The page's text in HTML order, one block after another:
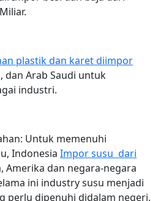
plastik dan karet diimpor
dan Arab Saudi untuk
industri.
Untuk memenuhi
Indonesia Impor susu dari
Amerika dan negara-negara
ini industry susu menjadi
perlu dipenuhi didalam negeri,